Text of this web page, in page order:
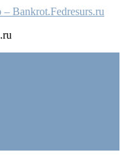
– Bankrot.Fedresurs.ru